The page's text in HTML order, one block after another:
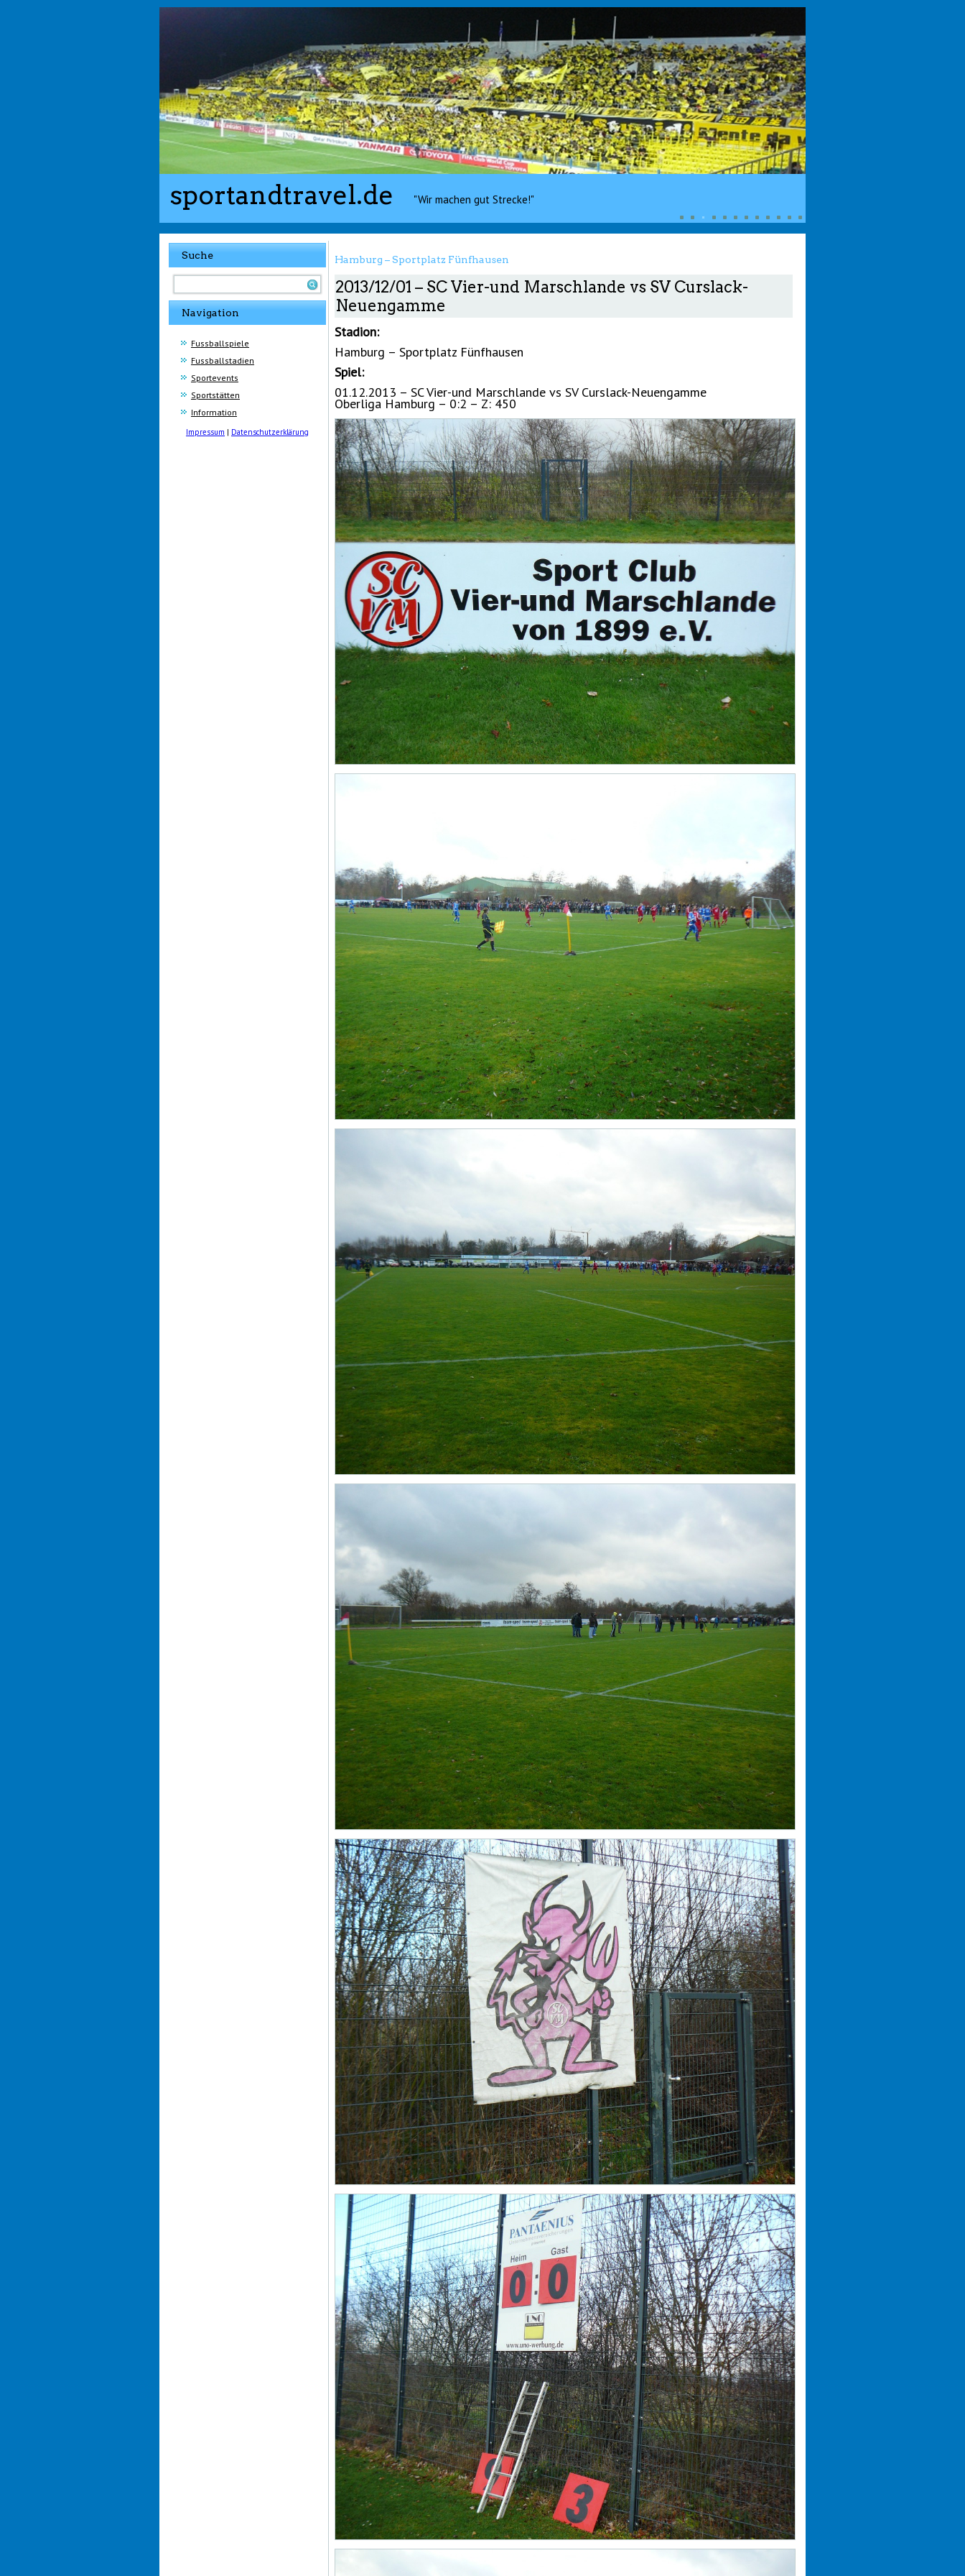
sportandtravel.de "Wir machen gut Strecke!"
Suche
Navigation
Fussballspiele
Fussballstadien
Sportevents
Sportstätten
Information
Impressum | Datenschutzerklärung
Hamburg – Sportplatz Fünfhausen
2013/12/01 – SC Vier-und Marschlande vs SV Curslack-
Neuengamme
Stadion:
Hamburg – Sportplatz Fünfhausen
Spiel:
01.12.2013 – SC Vier-und Marschlande vs SV Curslack-Neuengamme
Oberliga Hamburg – 0:2 – Z: 450